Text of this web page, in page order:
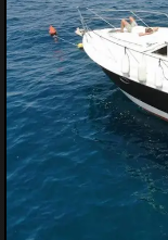
€58000